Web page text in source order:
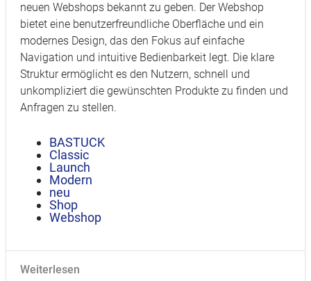
neuen Webshops bekannt zu geben. Der Webshop
bietet eine benutzerfreundliche Oberfläche und ein
modernes Design, das den Fokus auf einfache
Navigation und intuitive Bedienbarkeit legt. Die klare
Struktur ermöglicht es den Nutzern, schnell und
unkompliziert die gewünschten Produkte zu finden und
Anfragen zu stellen.
BASTUCK
Classic
Launch
Modern
neu
Shop
Webshop
Weiterlesen